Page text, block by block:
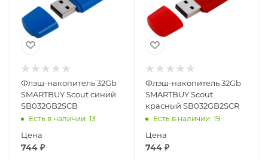
Флэш-накопитель 32Gb
SMARTBUY Scout синий
SB032GB2SCB
Есть в наличии: 13
Цена
744 ₽
Флэш-накопитель 32Gb
SMARTBUY Scout
красный SB032GB2SCR
Есть в наличии: 19
Цена
744₽